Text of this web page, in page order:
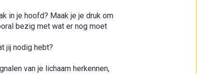
in je hoofd? Maak je je druk om
bezig met wat er nog moet
jij nodig hebt?
van je lichaam herkennen,